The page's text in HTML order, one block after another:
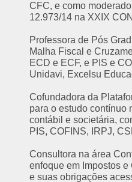
CFC, e como
12.973/14 na XXIX
Professora de Pós
Malha Fiscal e
ECD e ECF, e PIS e
Unidavi, Excelsu
Cofundadora da
para o estudo contínuo
contábil e societária,
PIS, COFINS, IRPJ,
Consultora na área
enfoque em Impostos
e suas obrigações